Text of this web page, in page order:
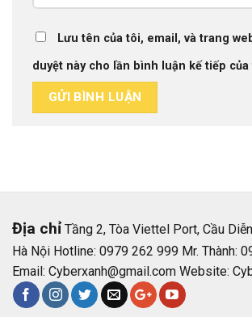
Lưu tên của tôi, email, và trang
duyệt này cho lần bình luận kế tiếp của
Địa chỉTầng 2, Tòa Viettel Port, Cầu
Hà Nội Hotline: 0979 262 999 Mr. Thành:
Email: Cyberxanh@gmail.comWebsite: